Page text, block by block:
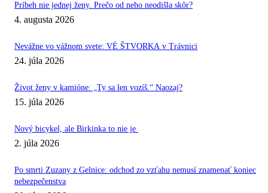
Príbeh nie jednej ženy. Prečo od neho neodišla skôr?
4. augusta 2026
Nevážne vo vážnom svete: VÉ ŠTVORKA v Trávnici
24. júla 2026
Život ženy v kamióne: „Ty sa len vozíš.“ Naozaj?
15. júla 2026
Nový bicykel, ale Birkinka to nie je
2. júla 2026
Po smrti Zuzany z Gelnice: odchod zo vzťahu nemusí znamenať koniec
nebezpečenstva